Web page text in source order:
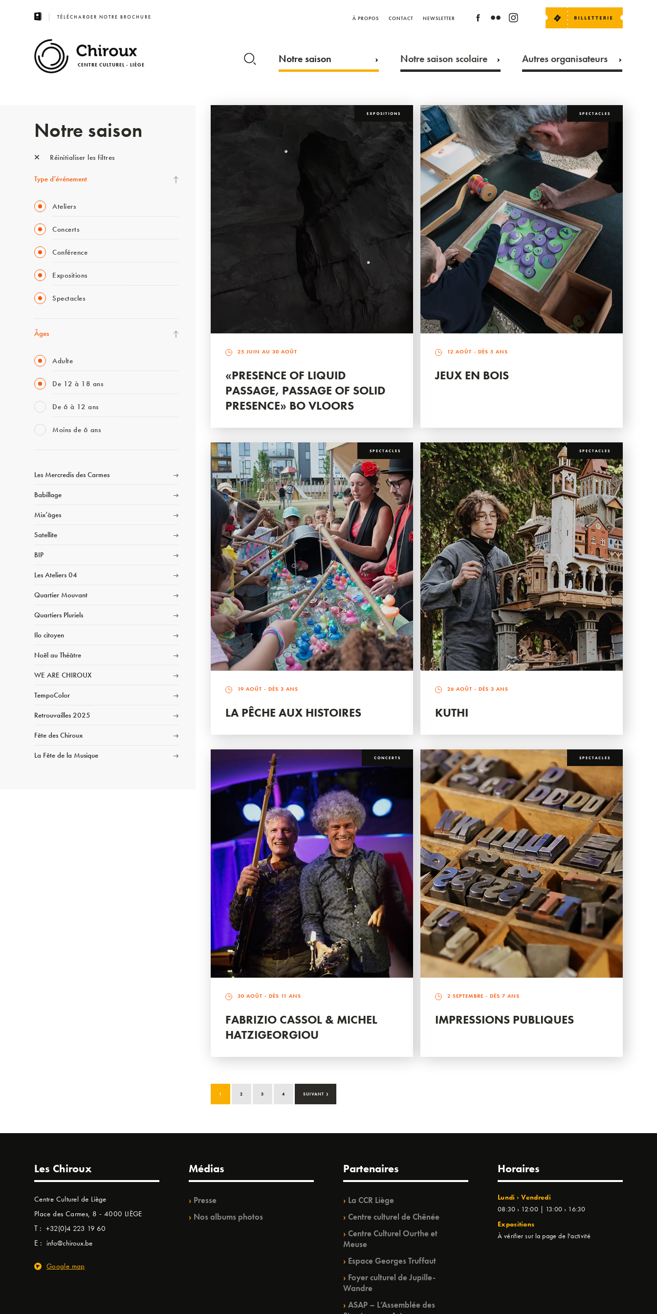
TÉLÉCHARGER NOTRE BROCHURE À PROPOS CONTACT NEWSLETTER
CENTRE CULTUREL - LIÈGE Notre saison Notre saison scolaire Autres organisateurs
Notre saison
Réinitialiser les filtres
Type d’événement
Ateliers
Concerts
Conférence
Expositions
Spectacles
Âges
Adulte
De 12 à 18 ans
De 6 à 12 ans
Moins de 6 ans
Les Mercredis des Carmes
Babillage
Mix’âges
Satellite
BIP
Les Ateliers 04
Quartier Mouvant
Quartiers Pluriels
Ilo citoyen
Noël au Théâtre
WE ARE CHIROUX
TempoColor
Retrouvailles 2025
Fête des Chiroux
La Fête de la Musique
EXPOSITIONS
25 JUIN AU 30 AOÛT
«PRESENCE OF LIQUID
PASSAGE, PASSAGE OF SOLID
PRESENCE» BO VLOORS
SPECTACLES
12 AOÛT - DÈS 5 ANS
JEUX EN BOIS
SPECTACLES
19 AOÛT - DÈS 3 ANS
LA PÊCHE AUX HISTOIRES
SPECTACLES
26 AOÛT - DÈS 3 ANS
KUTHI
CONCERTS
30 AOÛT - DÈS 11 ANS
FABRIZIO CASSOL & MICHEL
HATZIGEORGIOU
SPECTACLES
2 SEPTEMBRE - DÈS 7 ANS
IMPRESSIONS PUBLIQUES
1 2 3 4 SUIVANT ›
Les Chiroux
Centre Culturel de Liège
Place des Carmes, 8 - 4000 LIÈGE
T : +32(0)4 223 19 60
E : info@chiroux.be
Google map
Médias
Presse
Nos albums photos
Partenaires
La CCR Liège
Centre culturel de Chênée
Centre Culturel Ourthe et
Meuse
Espace Georges Truffaut
Foyer culturel de Jupille-
Wandre
ASAP – L’Assemblée des
Horaires
Lundi › Vendredi
08:30 › 12:00 | 13:00 › 16:30
Expositions
À vérifier sur la page de l'activité